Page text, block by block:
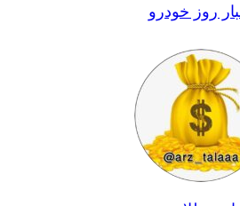
روز خودرو